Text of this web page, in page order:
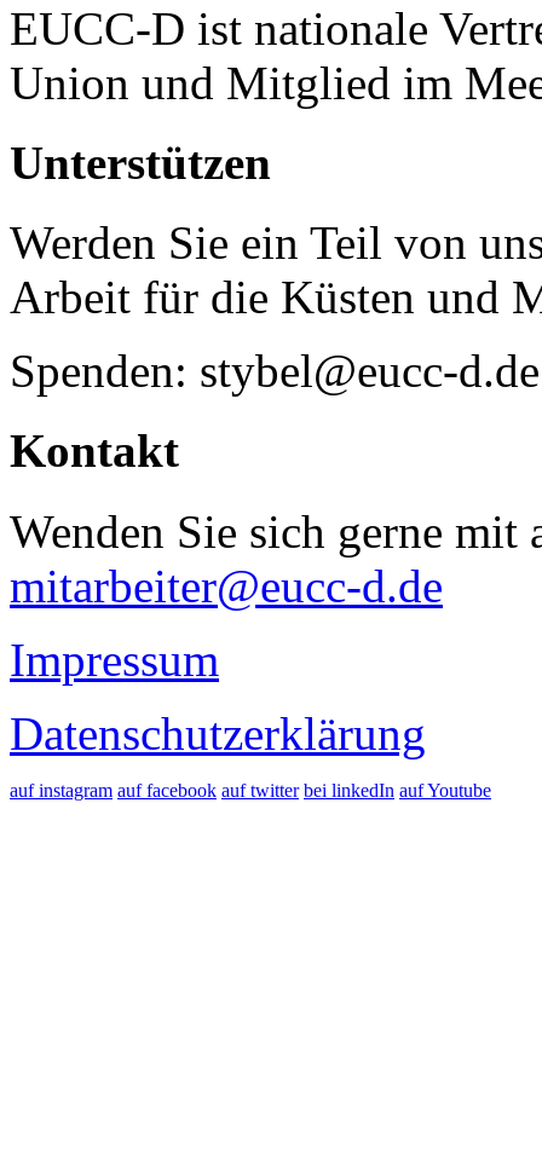
EUCC-D ist nationale
Union und Mitglied im
Unterstützen
Werden Sie ein Teil von
Arbeit für die Küsten und
Spenden: stybel@eucc-d.de
Kontakt
Wenden Sie sich gerne mit
mitarbeiter@eucc-d.de
Impressum
Datenschutzerklärung
auf instagram auf facebook auf twitter bei linkedIn auf Youtube